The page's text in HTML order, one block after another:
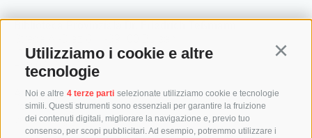
Utilizziamo i cookie e altre
tecnologie
Noi e altre 4 terze parti selezionate utilizziamo cookie e tecnologie
simili. Questi strumenti sono essenziali per garantire la fruizione
dei contenuti digitali, migliorare la navigazione e, previo tuo
consenso, per scopi pubblicitari. Ad esempio, potremmo utilizzare i
info@tessmann.it
+39 0471 471814
Aministrazion:
verwaltung@tessmann.it
verwaltung@pec.tessmann.it